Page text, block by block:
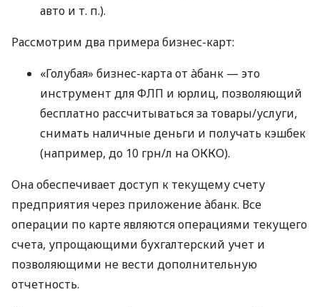
авто и т. п.).
Рассмотрим два примера бизнес-карт:
«Голубая» бизнес-карта от àбанк — это
инструмент для ФЛП и юрлиц, позволяющий
бесплатно рассчитываться за товары/услуги,
снимать наличные деньги и получать кэшбек
(например, до 10 грн/л на ОККО).
Она обеспечивает доступ к текущему счету
предприятия через приложение àбанк. Все
операции по карте являются операциями текущего
счета, упрощающими бухгалтерский учет и
позволяющими не вести дополнительную
отчетность.